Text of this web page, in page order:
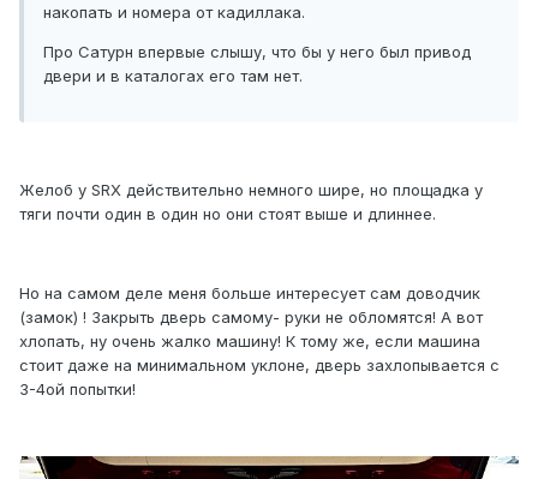
накопать и номера от кадиллака.
Про Сатурн впервые слышу, что бы у него был привод
двери и в каталогах его там нет.
Желоб у SRX действительно немного шире, но площадка у
тяги почти один в один но они стоят выше и длиннее.
Но на самом деле меня больше интересует сам доводчик
(замок) ! Закрыть дверь самому- руки не обломятся! А вот
хлопать, ну очень жалко машину! К тому же, если машина
стоит даже на минимальном уклоне, дверь захлопывается с
3-4ой попытки!